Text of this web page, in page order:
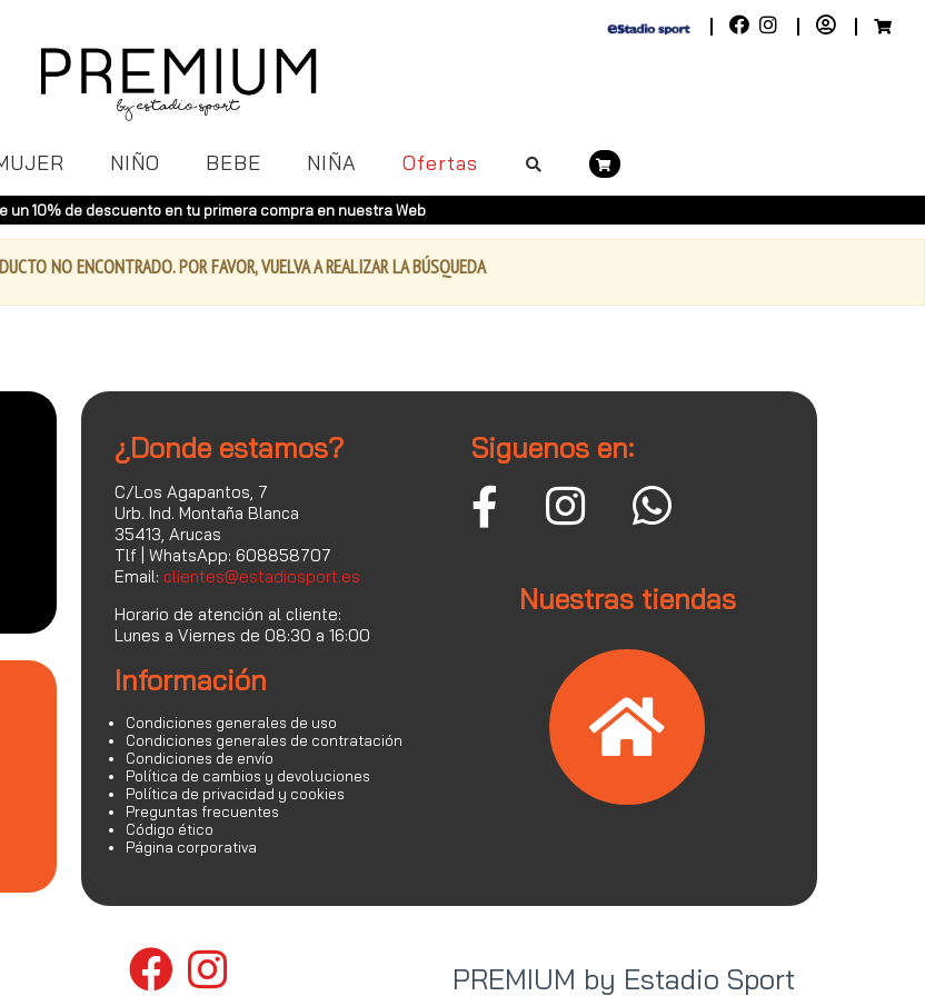
NIÑO BEBE NIÑA Ofertas
un 10% de descuento en tu primera compra en nuestra Web
NO ENCONTRADO. POR FAVOR, VUELVA A REALIZAR LA BÚSQUEDA
¿Donde estamos?
C/Los Agapantos, 7
Urb. Ind. Montaña Blanca
35413, Arucas
Tlf | WhatsApp: 608858707
Email: clientes@estadiosport.es
Horario de atención al cliente:
Lunes a Viernes de 08:30 a 16:00
Información
Condiciones generales de uso
Condiciones generales de contratación
Condiciones de envío
Política de cambios y devoluciones
Política de privacidad y cookies
Preguntas frecuentes
Código ético
Página corporativa
Siguenos en:
Nuestras tiendas
PREMIUM by Estadio Sport